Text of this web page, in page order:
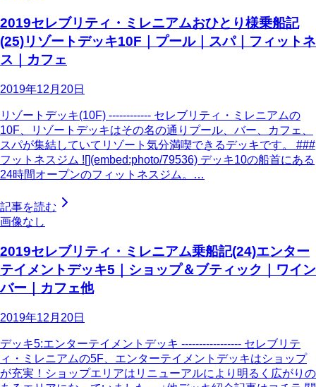
2019セレブリティ・ミレニアムおひとり様乗船記
(25)リゾートデッキ10F｜プール｜スパ｜フィットネ
ス｜カフェ
2019年12月20日
リゾートデッキ(10F) ------------ セレブリティ・ミレニアムの
10F、リゾートデッキはその名の通りプール、バー、カフェ、
スパが集結していてリゾート気分満喫できるデッキです。 ###
フットネスジム ![](embed:photo/79536) デッキ10の船首にある
24時間オープンのフィットネスジム。…
記事を読む
画像なし
2019セレブリティ・ミレニアム乗船記(24)エンター
テイメントデッキ5｜ショップ＆ブティック｜ワイン
バー｜カフェ他
2019年12月20日
デッキ5:エンターテイメントデッキ ----------------- セレブリテ
ィ・ミレニアムの5F、エンターテイメントデッキはショップ
が充実！ショップエリアはリニューアルにより明るく広がりの